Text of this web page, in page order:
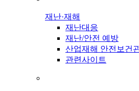
재난·재해
재난대응
재난/안전 예방
산업재해 안전보건
관련사이트